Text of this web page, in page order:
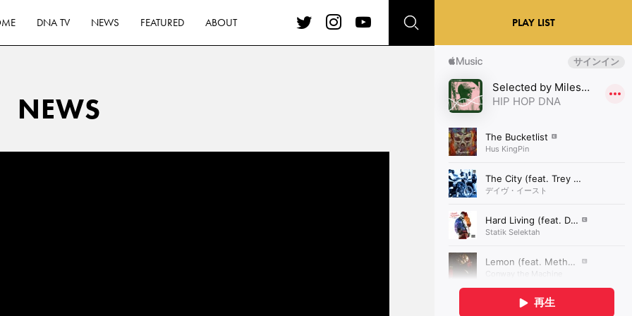
DNA TV NEWS FEATURED ABOUT
NEWS
PLAY LIST